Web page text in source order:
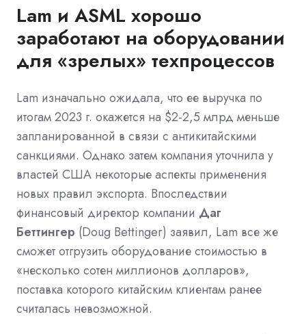
Lam и ASML хорошо
заработают на оборудовании
для «зрелых» техпроцессов
Lam изначально ожидала, что ее выручка по
итогам 2023 г. окажется на $2-2,5 млрд меньше
запланированной в связи с антикитайскими
санкциями. Однако затем компания уточнила у
властей США некоторые аспекты применения
новых правил экспорта. Впоследствии
финансовый директор компании Даг
Беттингер (Doug Bettinger) заявил, Lam все же
сможет отгрузить оборудование стоимостью в
«несколько сотен миллионов долларов»,
поставка которого китайским клиентам ранее
считалась невозможной.